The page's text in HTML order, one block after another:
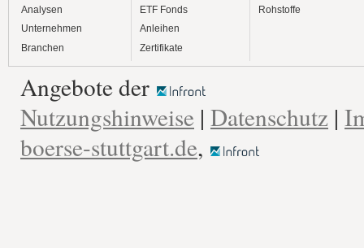
Analysen
Unternehmen
Branchen
ETF Fonds
Anleihen
Zertifikate
Rohstoffe
Angebote der
Nutzungshinweise | Datenschutz |
boerse-stuttgart.de,